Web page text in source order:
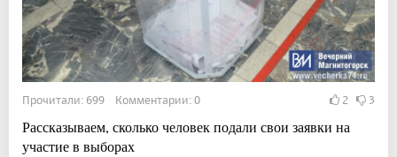
Прочитали: 699 Комментарии: 0 2 3
Рассказываем, сколько человек подали свои заявки на
участие в выборах